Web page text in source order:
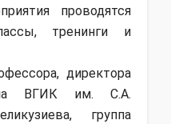
проводятся
тренинги и
директора
ВГИК им. С.А.
группа